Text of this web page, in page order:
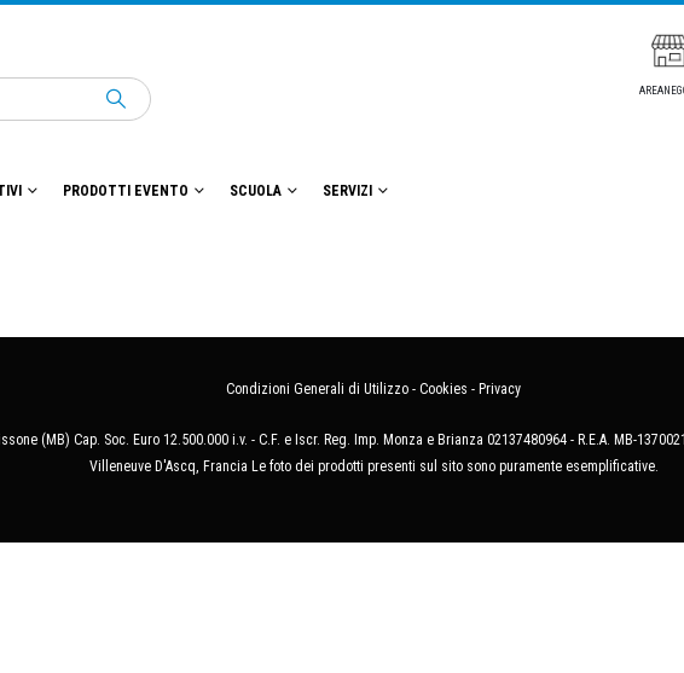
PRODOTTI EVENTO SCUOLA SERVIZI
Condizioni Generali di Utilizzo - Cookies - Privacy
(MB) Cap. Soc. Euro 12.500.000 i.v. - C.F. e Iscr. Reg. Imp. Monza e Brianza 02137480964 - R.E.A. MB-
Villeneuve D'Ascq, Francia Le foto dei prodotti presenti sul sito sono puramente esemplificative.